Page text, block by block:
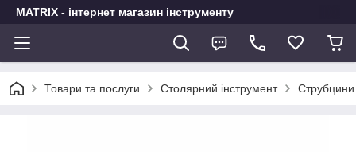
MATRIX - інтернет магазин інструменту
Товари та послуги Столярний інструмент Струбцини